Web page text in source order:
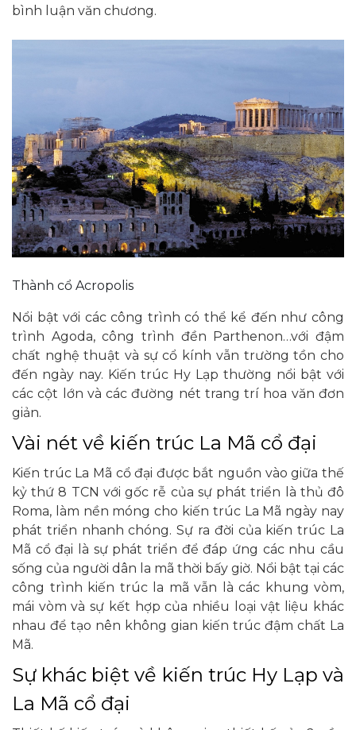
bình luận văn chương.
Thành cổ Acropolis
Nổi bật với các công trình có thể kể đến như công
trình Agoda, công trình đền Parthenon…với đậm
chất nghệ thuật và sự cổ kính vẫn trường tồn cho
đến ngày nay. Kiến trúc Hy Lạp thường nổi bật với
các cột lớn và các đường nét trang trí hoa văn đơn
giản.
Vài nét về kiến trúc La Mã cổ đại
Kiến trúc La Mã cổ đại được bắt nguồn vào giữa thế
kỷ thứ 8 TCN với gốc rễ của sự phát triển là thủ đô
Roma, làm nền móng cho kiến trúc La Mã ngày nay
phát triển nhanh chóng. Sự ra đời của kiến trúc La
Mã cổ đại là sự phát triển để đáp ứng các nhu cầu
sống của người dân la mã thời bấy giờ. Nổi bật tại các
công trình kiến trúc la mã vẫn là các khung vòm,
mái vòm và sự kết hợp của nhiều loại vật liệu khác
nhau để tạo nên không gian kiến trúc đậm chất La
Mã.
Sự khác biệt về kiến trúc Hy Lạp và
La Mã cổ đại